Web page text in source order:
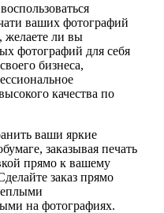
ваших фотографий
желаете ли вы
фотографий для себя
бизнеса,
качества по
ваши яркие
заказывая печать
прямо к вашему
заказ прямо
на фотографиях.